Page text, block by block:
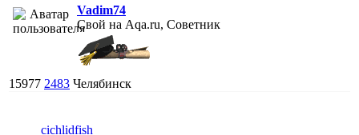
Vadim74
Свой на Aqa.ru, Советник
15977 2483 Челябинск
cichlidfish